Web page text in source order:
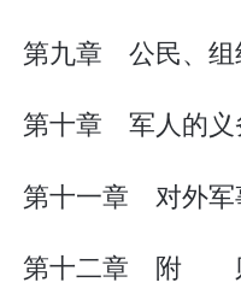
第九章 公民、组
第十章 军人的义
第十一章 对外军
第十二章 附